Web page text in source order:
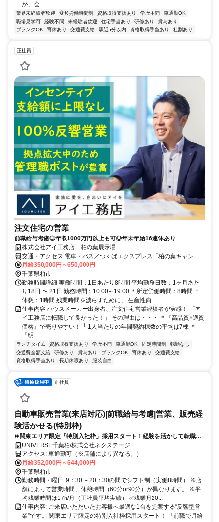
が、会...
業界未経験者歓迎 変形労働時間制 資格取得支援あり 学歴不問
車通勤OK
職場見学可
経験不問 未経験者歓迎 住宅手当あり 研修あり
賞与あり
ブランクOK
育休あり 交通費支給 駅近5分以内 資格取得手当あり 社割あり
正社員
注文住宅の営業
前職給与考慮◎年収1000万円以上も可◎年末年始16連休あり
株式会社アイ工務店 柏の葉展示場
交通・アクセス 電車・バス／つくばエクスプレス「柏の葉キャンパ
ス」駅西口またはJR常磐線「柏」駅西口より東武バス「国立がん研
究センター」 バス停下車。徒歩約5分 車／国道16号線沿い、常磐自
動車道、柏インター東
月給350,000円～650,000円
千葉県柏市
勤務時間詳細 実働時間：1日あたり8時間 平均勤務日数：1ヶ月あた
り18日 〜 21日 勤務時間：10:00～19:00 ＊所定労働時間：8時間 ＊
休憩：1時間 残業時間を減らすために、 生産性向...
仕事内容 ハウスメーカー出身者、注文住宅営業経験者が実感！ 「ア
イ工務店に転職して良かった！」 その理由は・・・ ＊『高品質×適質
価格』で売りやすい！ └ 1人当たりの年間契約棟数の平均は7棟 ＊
『明...
ランチタイム 資格取得支援あり 学歴不問 車通勤OK 固定時間制
転勤なし
交通費全額支給
研修あり 賞与あり ブランクOK 育休あり
交通費支給
資格取得手当あり
長期休暇あり 服装自由
正社員
自動車販売営業(来店対応)|前職給与考慮|営業、販売経
験活かせる(特別枠)
⏩️関東エリア限定「特別入社枠」採用スタート！経験を活かして転職で
きる！20代30代活躍中！※要普通自動車免許
UNIVERSE千葉柏/株式会社ネクステージ
アクセス: 車通勤可（※店舗により異なる。）
月給352,000円～644,000円
千葉県柏市
勤務時間・曜日: 9：30 ～20：30の間でシフト制（実働8時間） ※店
舗によって営業時間、休憩時間（60分or90分）が異なります。 ※平
均残業時間は17h/月（正社員平均実績） ✅残業月20...
仕事内容: ご来店いただいたお客様へ最適な1台を提案する“反響型営
業”です。 関東エリア限定の特別入社枠採用スタート！ 「前職で月給